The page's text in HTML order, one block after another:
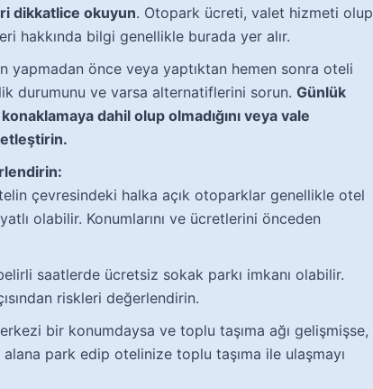
dikkatlice okuyun. Otopark ücreti, valet hizmeti olup
hakkında bilgi genellikle burada yer alır.
yapmadan önce veya yaptıktan hemen sonra oteli
durumunu ve varsa alternatiflerini sorun. Günlük
dahil olup olmadığını veya vale
çevresindeki halka açık otoparklar genellikle otel
olabilir. Konumlarını ve ücretlerini önceden
saatlerde ücretsiz sokak parkı imkanı olabilir.
riskleri değerlendirin.
bir konumdaysa ve toplu taşıma ağı gelişmişse,
alana park edip otelinize toplu taşıma ile ulaşmayı